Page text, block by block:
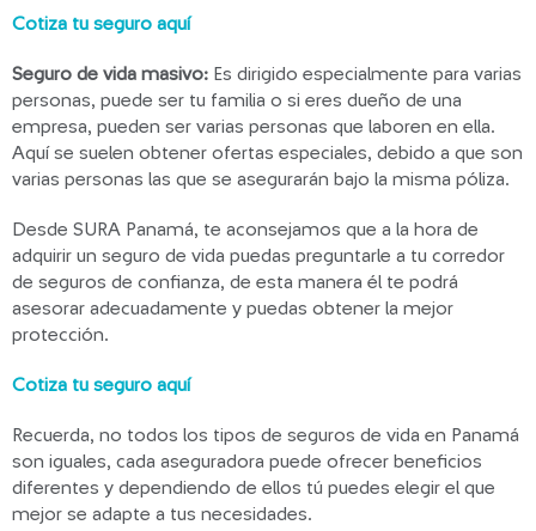
Cotiza tu seguro aquí
Seguro de vida masivo: Es dirigido especialmente para varias
personas, puede ser tu familia o si eres dueño de una
empresa, pueden ser varias personas que laboren en ella.
Aquí se suelen obtener ofertas especiales, debido a que son
varias personas las que se asegurarán bajo la misma póliza.
Desde SURA Panamá, te aconsejamos que a la hora de
adquirir un seguro de vida puedas preguntarle a tu corredor
de seguros de confianza, de esta manera él te podrá
asesorar adecuadamente y puedas obtener la mejor
protección.
Cotiza tu seguro aquí
Recuerda, no todos los tipos de seguros de vida en Panamá
son iguales, cada aseguradora puede ofrecer beneficios
diferentes y dependiendo de ellos tú puedes elegir el que
mejor se adapte a tus necesidades.